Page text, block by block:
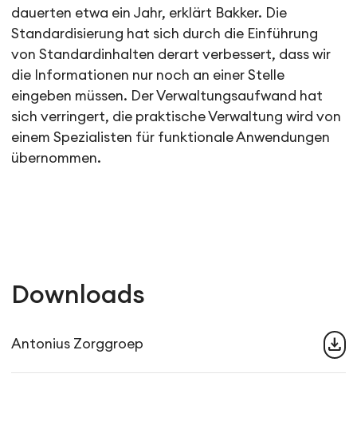
dauerten etwa ein Jahr, erklärt Bakker. Die
Standardisierung hat sich durch die Einführung
von Standardinhalten derart verbessert, dass wir
die Informationen nur noch an einer Stelle
eingeben müssen. Der Verwaltungsaufwand hat
sich verringert, die praktische Verwaltung wird von
einem Spezialisten für funktionale Anwendungen
übernommen.
Downloads
Antonius Zorggroep download